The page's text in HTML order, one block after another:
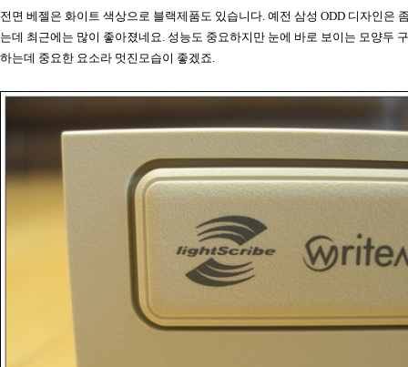
전면 베젤은 화이트 색상으로 블랙제품도 있습니다. 예전 삼성 ODD 디자인은
는데 최근에는 많이 좋아졌네요. 성능도 중요하지만 눈에 바로 보이는 모양두
하는데 중요한 요소라 멋진모습이 좋겠죠.